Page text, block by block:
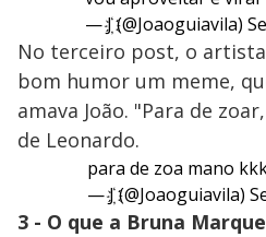
— J҉ (@Joaoguiavila)
No terceiro post, o
bom humor um meme,
amava João. "Para de
de Leonardo.
para de zoa mano
— J҉ (@Joaoguiavila)
3 - O que a Bruna